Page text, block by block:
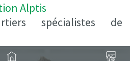
Alptis
spécialistes de